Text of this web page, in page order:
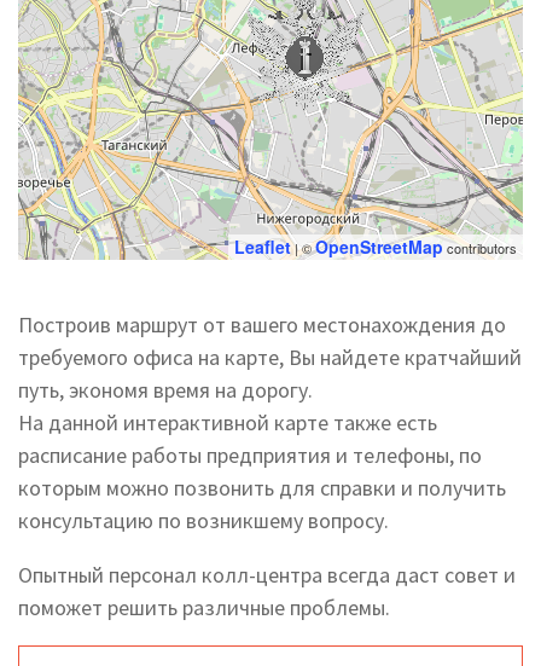
Leaflet| ©OpenStreetMap contributors
Построив маршрут от вашего местонахождения до
требуемого офиса на карте, Вы найдете кратчайший
путь, экономя время на дорогу.
На данной интерактивной карте также есть
расписание работы предприятия и телефоны, по
которым можно позвонить для справки и получить
консультацию по возникшему вопросу.
Опытный персонал колл-центра всегда даст совет и
поможет решить различные проблемы.